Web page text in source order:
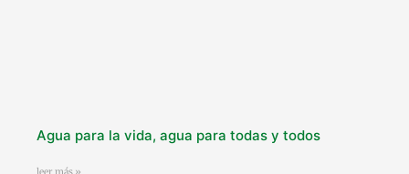
Agua para la vida, agua para todas y todos
leer más »